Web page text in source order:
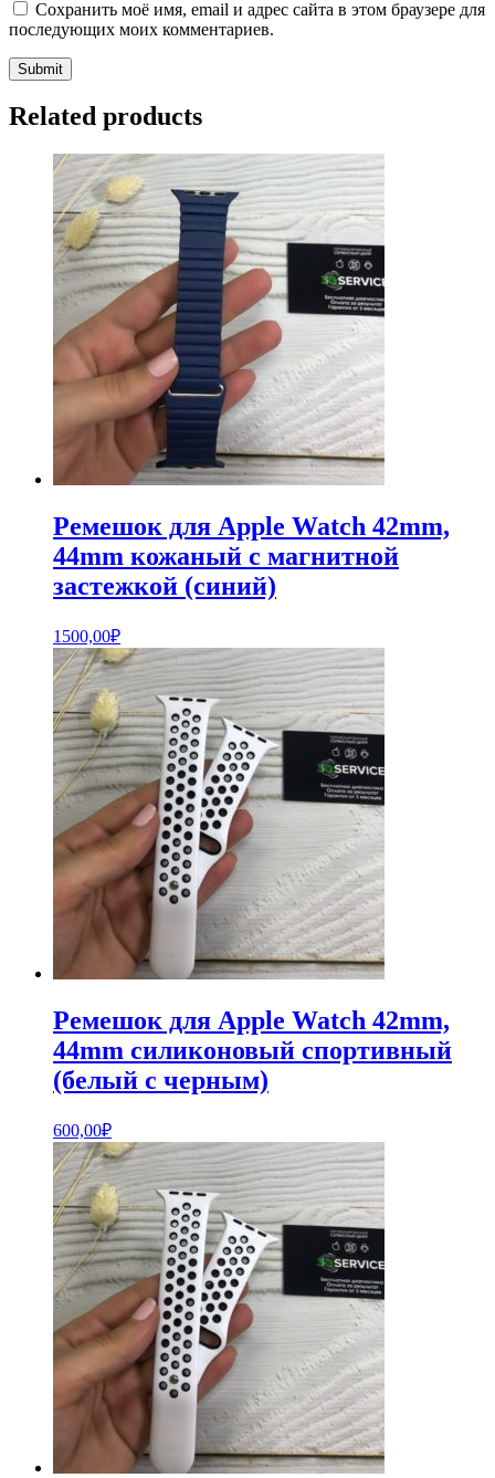
Сохранить моё имя, email и адрес сайта в этом браузере для
последующих моих комментариев.
Related products
Ремешок для Apple Watch 42mm,
44mm кожаный с магнитной
застежкой (синий)
1500,00₽
Ремешок для Apple Watch 42mm,
44mm силиконовый спортивный
(белый с черным)
600,00₽